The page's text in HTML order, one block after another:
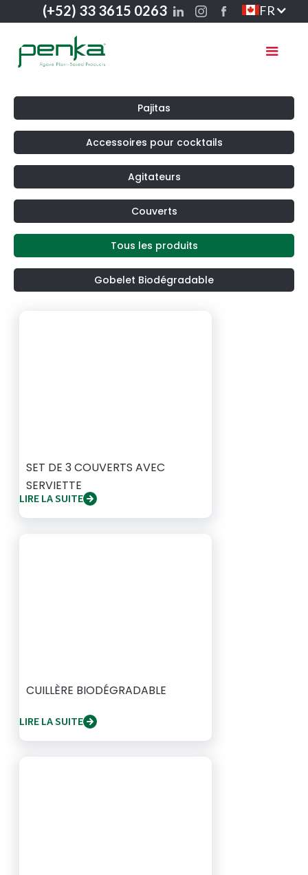
(+52) 33 3615 0263 FR
Pajitas
Accessoires pour cocktails
Agitateurs
Couverts
Tous les produits
Gobelet Biodégradable
SET DE 3 COUVERTS AVEC
SERVIETTE
LIRE LA SUITE
CUILLÈRE BIODÉGRADABLE
LIRE LA SUITE